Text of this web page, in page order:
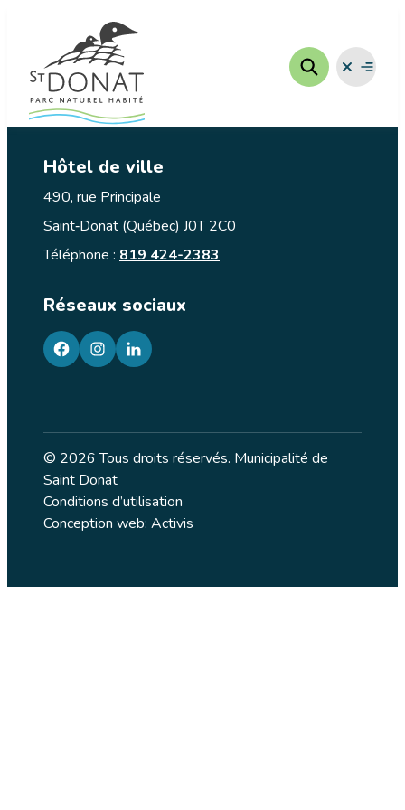
contenu
Fermer
le
Ouvrir
le
Hôtel de ville
490, rue Principale
Saint‑Donat (Québec) J0T 2C0
Téléphone : 819 424-2383
Réseaux sociaux
facebookgoogleplusgoogleplus
© 2026 Tous droits réservés. Municipalité de
Saint Donat
Conditions d’utilisation
Conception web: Activis